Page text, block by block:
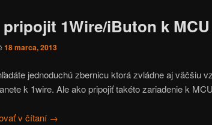
1Wire/iButon k MCU
18 marca, 2013
jednoduchú zbernicu ktorá zvládne aj väčšiu
k 1wire. Ale ako pripojiť takéto zariadenie k
v čítaní →